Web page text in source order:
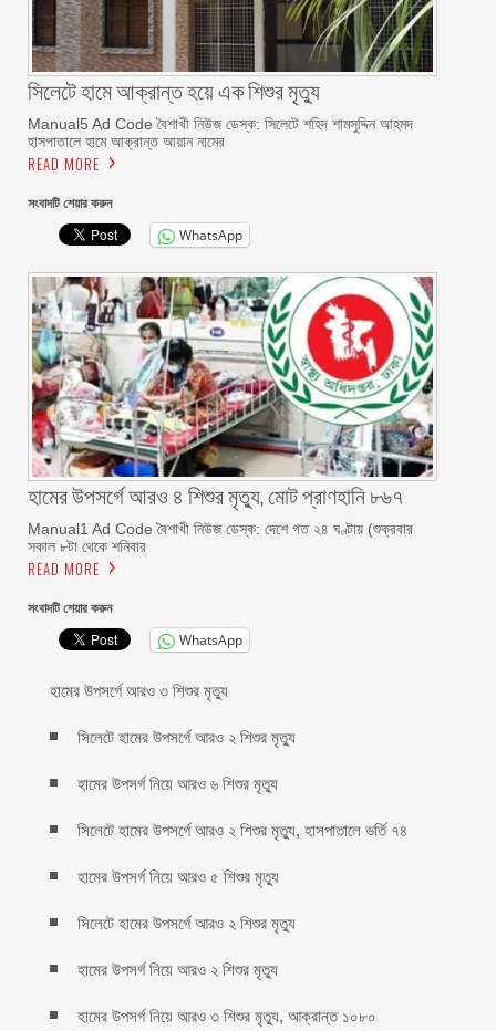
সিলেটে হামে আক্রান্ত হয়ে এক শিশুর মৃত্যু
Manual5 Ad Code বৈশাখী নিউজ ডেস্ক: সিলেটে শহিদ শামসুদ্দিন আহমদ
হাসপাতালে হামে আক্রান্ত আয়ান নামের
READ MORE
সংবাদটি শেয়ার করুন
WhatsApp
হামের উপসর্গে আরও ৪ শিশুর মৃত্যু, মোট প্রাণহানি ৮৬৭
Manual1 Ad Code বৈশাখী নিউজ ডেস্ক: দেশে গত ২৪ ঘণ্টায় (শুক্রবার
সকাল ৮টা থেকে শনিবার
READ MORE
সংবাদটি শেয়ার করুন
WhatsApp
হামের উপসর্গে আরও ৩ শিশুর মৃত্যু
সিলেটে হামের উপসর্গে আরও ২ শিশুর মৃত্যু
হামের উপসর্গ নিয়ে আরও ৬ শিশুর মৃত্যু
সিলেটে হামের উপসর্গে আরও ২ শিশুর মৃত্যু, হাসপাতালে ভর্তি ৭৪
হামের উপসর্গ নিয়ে আরও ৫ শিশুর মৃত্যু
সিলেটে হামের উপসর্গে আরও ২ শিশুর মৃত্যু
হামের উপসর্গ নিয়ে আরও ২ শিশুর মৃত্যু
হামের উপসর্গ নিয়ে আরও ৩ শিশুর মৃত্যু, আক্রান্ত ১০৮০